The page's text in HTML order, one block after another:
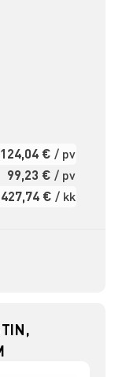
124,04 € / pv
99,23 € / pv
€ / kk